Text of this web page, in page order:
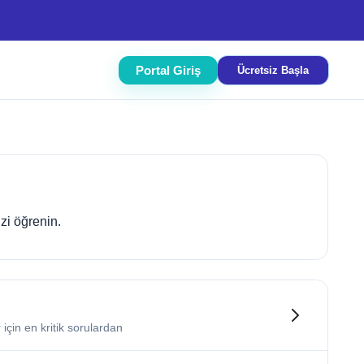
Portal Giriş Ücretsiz Başla
öğrenin.
için en kritik sorulardan